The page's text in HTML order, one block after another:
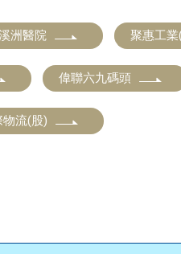
洲醫院 聚惠工業
偉聯六九碼頭
流(股)